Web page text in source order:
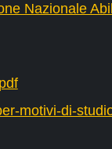
Nazionale
motivi-di-